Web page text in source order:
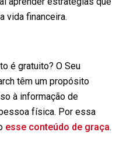
vida financeira.
é gratuito? O Seu
têm um propósito
à informação de
física. Por essa
esse conteúdo de graça.